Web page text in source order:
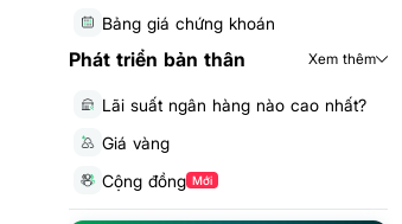
Bảng giá chứng khoán
Phát triển bản thân Xem thêm
Lãi suất ngân hàng nào cao nhất?
Giá vàng
Cộng đồng Mới